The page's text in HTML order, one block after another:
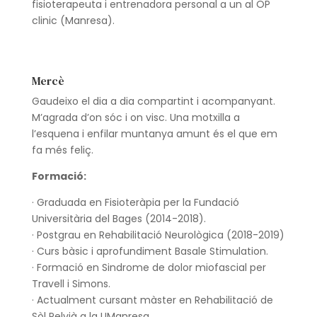
fisioterapeuta i entrenadora personal a un al OP
clinic (Manresa).
Mercè
Gaudeixo el dia a dia compartint i acompanyant.
M’agrada d’on sóc i on visc. Una motxilla a
l’esquena i enfilar muntanya amunt és el que em
fa més feliç.
Formació:
· Graduada en Fisioteràpia per la Fundació
Universitària del Bages (2014-2018).
· Postgrau en Rehabilitació Neurològica (2018-2019)
· Curs bàsic i aprofundiment Basale Stimulation.
· Formació en Sindrome de dolor miofascial per
Travell i Simons.
· Actualment cursant màster en Rehabilitació de